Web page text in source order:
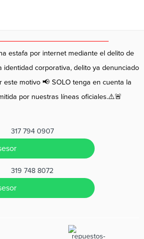
estafa por internet mediante el delito de
identidad corporativa, delito ya denunciado
este motivo 📢 SOLO tenga en cuenta la
por nuestras líneas oficiales.⚠️🚨
317 794 0907
319 748 8072